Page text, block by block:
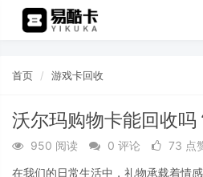
首页 游戏卡回收
沃尔玛购物卡能回收吗
950 阅读 0 评论
73 点
在我们的日常生活中，礼物承载着情